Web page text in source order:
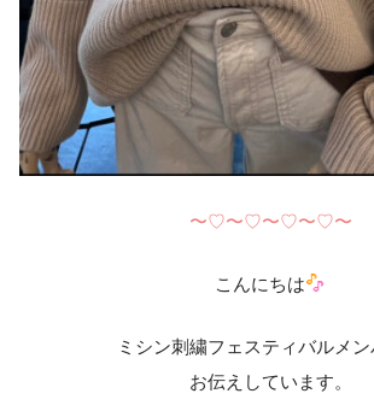
〜♡〜♡〜♡〜♡〜
こんにちは
ミシン刺繍フェスティバルメ
お伝えしています。